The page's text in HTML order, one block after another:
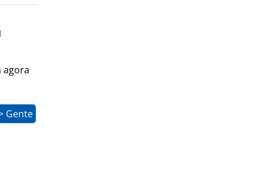
agora
Gente